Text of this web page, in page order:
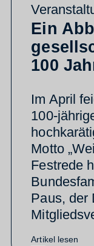
Ein
100
Im April
100-
Motto
Festrede
Paus, der
Artikel lesen